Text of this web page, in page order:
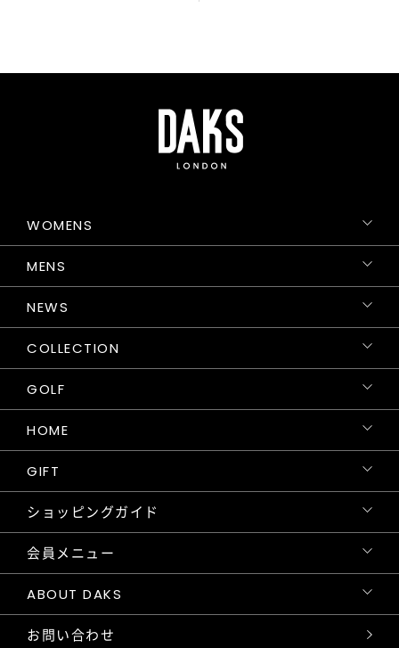
WOMENS
MENS
NEWS
COLLECTION
GOLF
HOME
GIFT
ショッピングガイド
会員メニュー
ABOUT DAKS
お問い合わせ